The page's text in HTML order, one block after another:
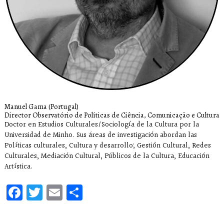
Manuel Gama (Portugal)
Director Observatório de Políticas de Ciência, Comunicação e Cultura
Doctor en Estudios Culturales/Sociología de la Cultura por la
Universidad de Minho. Sus áreas de investigación abordan las
Políticas culturales, Cultura y desarrollo; Gestión Cultural, Redes
Culturales, Mediación Cultural, Públicos de la Cultura, Educación
Artística.
Facebook
Twitter
EmailCompartir